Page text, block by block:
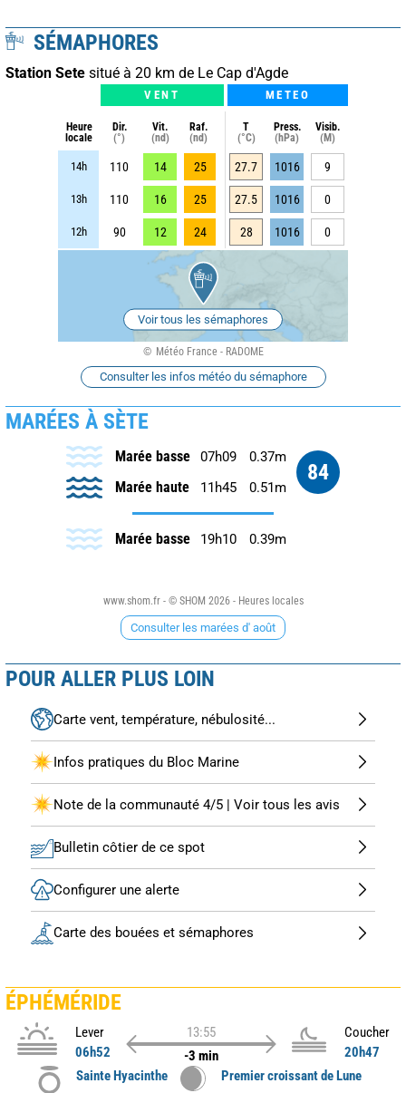
SÉMAPHORES
Station Sete situé à 20 km de Le Cap d'Agde
VENT METEO
Heure
locale
Dir.
(°)
Vit.
(nd)
Raf.
(nd)
T
(°C)
Press.
(hPa)
Visib.
(M)
14h 110 14 25 27.7 1016 9
13h 110 16 25 27.5 1016 0
12h 90 12 24 28 1016 0
Voir tous les sémaphores
Météo France - RADOME
Consulter les infos météo du sémaphore
MARÉES À SÈTE
84
Marée basse 07h09 0.37m
Marée haute 11h45 0.51m
Marée basse 19h10 0.39m
www.shom.fr - © SHOM 2026 - Heures locales
Consulter les marées d' août
POUR ALLER PLUS LOIN
Carte vent, température, nébulosité...
Infos pratiques du Bloc Marine
Note de la communauté 4/5 | Voir tous les avis
Bulletin côtier de ce spot
Configurer une alerte
Carte des bouées et sémaphores
ÉPHÉMÉRIDE
Lever
06h52
13:55
-3 min
Coucher
20h47
Sainte Hyacinthe
Premier croissant de Lune